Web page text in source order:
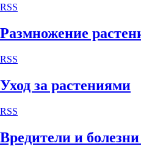
RSS
Размножение
RSS
Уход за растениями
RSS
Вредители и